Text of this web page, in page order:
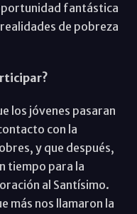
fantástica
de pobreza
los jóvenes pasaran
con la
y que después,
tiempo para la
al Santísimo.
más nos llamaron la